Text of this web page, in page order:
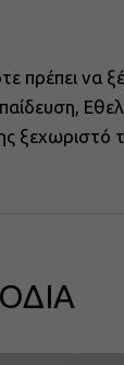
να
ξεχωριστό